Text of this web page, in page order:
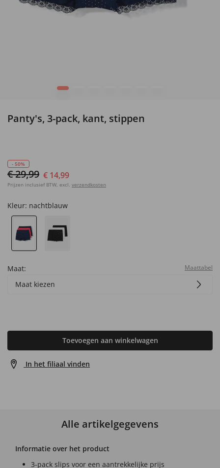
1
Panty's, 3-pack, kant, stippen
- 50%
€ 29,99 € 14,99
Prijzen inclusief BTW, excl. verzendkosten
Kleur: nachtblauw
Maat: Maattabel
Maat kiezen
Toevoegen aan winkelwagen
In het filiaal vinden
Alle artikelgegevens
Informatie over het product
3-pack slips voor een aantrekkelijke prijs